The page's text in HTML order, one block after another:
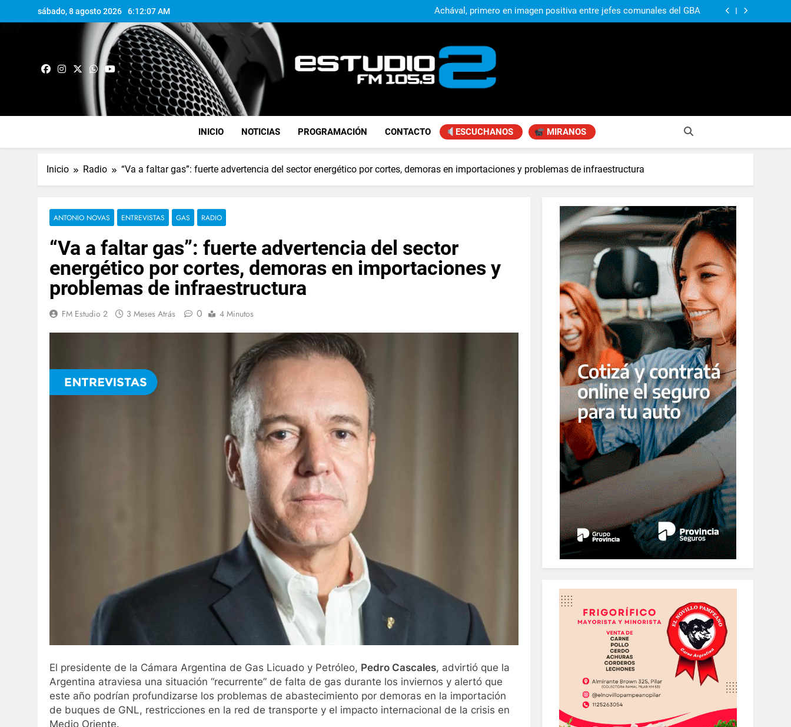
sábado, 8 agosto 2026 6:12:08 AM
que, si nadie las plasma, se pierden para siempre”
Achával, primero en imagen positiva entre jefes comunales del GBA
Fabiana Cantilo presenta ‘Flor de Loto’
Achával, primero en imagen positiva entre jefes comunales del GBA
FM Estudio 2
INICIO NOTICIAS PROGRAMACIÓN CONTACTO ESCUCHANOS MIRANOS
Inicio Radio “Va a faltar gas”: fuerte advertencia del sector energético por cortes, demoras en importaciones y problemas de infraestructura
ANTONIO NOVAS ENTREVISTAS GAS RADIO
“Va a faltar gas”: fuerte advertencia del sector
energético por cortes, demoras en importaciones y
problemas de infraestructura
FM Estudio 2 3 Meses Atrás 0 4 Minutos
El presidente de la Cámara Argentina de Gas Licuado y Petróleo, Pedro Cascales, advirtió que la
Argentina atraviesa una situación “recurrente” de falta de gas durante los inviernos y alertó que
este año podrían profundizarse los problemas de abastecimiento por demoras en la importación
de buques de GNL, restricciones en la red de transporte y el impacto internacional de la crisis en
Medio Oriente.